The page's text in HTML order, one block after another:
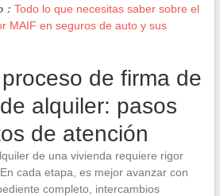
: Todo lo que necesitas saber sobre el
MAIF en seguros de auto y sus
de firma de
alquiler: pasos
de atención
de una vivienda requiere rigor
cada etapa, es mejor avanzar con
completo, intercambios